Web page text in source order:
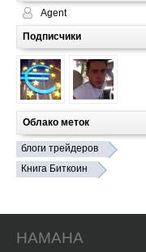
Agent
Подписчики
Облако меток
блоги трейдеров
Книга Биткоин
HAMAHA